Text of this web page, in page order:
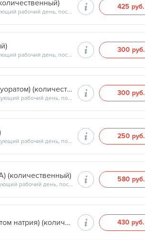
Продолжительность минут, готовность результатов — на следующий рабочий день, после 15:00
425 руб.
Продолжительность минут, готовность результатов — на следующий рабочий день, после 15:00
300 руб.
Глюкоза (плазма крови, стабилизированная флуоратом) (количественный)
Продолжительность минут, готовность результатов — на следующий рабочий день, после 15:00
300 руб.
Продолжительность минут, готовность результатов — на следующий рабочий день, после 15:00
250 руб.
(количественный)
Продолжительность минут, готовность результатов — на следующий рабочий день, после 17:00
580 руб.
Протромбиновое время (с МНО)(плазма с цитратом натрия) (количественный) 430 руб.